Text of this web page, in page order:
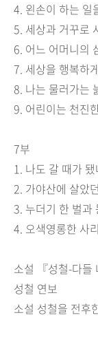
4. 왼손이 하는 일
5. 세상과 거꾸로
6. 어느 어머니의
7. 세상을 행복하
8. 나는 물러가는
9. 어린이는 천진
7부
1. 나도 갈 때가
2. 가야산에 살았
3. 누더기 한 벌과
4. 오색영롱한 사
소설 『성철-다들
성철 연보
소설 성철을 전후